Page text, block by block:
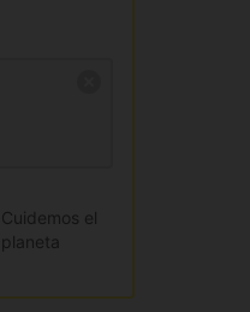
Cuidemos el
planeta